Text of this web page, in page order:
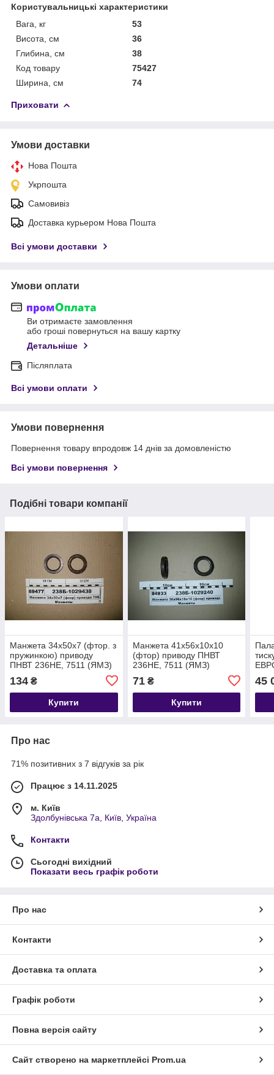
Користувальницькі характеристики
Вага, кг
53
Висота, см
36
Глибина, см
38
Код товару
75427
Ширина, см
74
Приховати
Умови доставки
Нова Пошта
Укрпошта
Самовивіз
Доставка курьером Нова Пошта
Всі умови доставки
Умови оплати
Ви отримаєте замовлення
або гроші повернуться на вашу картку
Детальніше
Післяплата
Всі умови оплати
Умови повернення
Повернення товару впродовж 14 днів за домовленістю
Всі умови повернення
Подібні товари компанії
Манжета 34х50х7 (фтор. з
пружинкою) приводу
ПНВТ 236НЕ, 7511 (ЯМЗ)
134 ₴
Купити
Манжета 41х56х10х10
(фтор) приводу ПНВТ
236НЕ, 7511 (ЯМЗ)
71₴
Купити
45
Про нас
71% позитивних з 7 відгуків за рік
Працює з 14.11.2025
м. Київ
Здолбунівська 7а, Київ, Україна
Контакти
Сьогодні вихідний
Показати весь графік роботи
Про нас
Контакти
Доставка та оплата
Графік роботи
Повна версія сайту
Сайт створено на маркетплейсі Prom.ua